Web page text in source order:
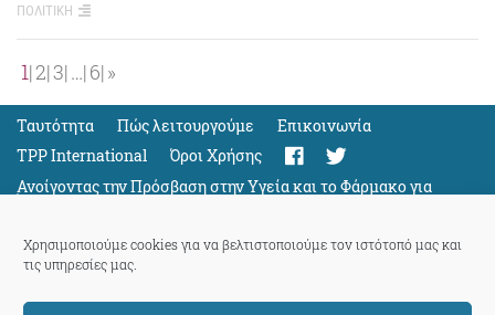
Χρησιμοποιούμε cookies για να βελτιστοποιούμε τον ιστότοπό μας και
τις υπηρεσίες μας.
ΠΟΛΙΤΙΚΗ
1 2 3 … 6 »
Ταυτότητα Πώς λειτουργούμε
Eπικοινωνία
TPP International
Όροι Χρήσης
Ανοίγοντας την Πρόσβαση στην Υγεία και το Φάρμακο για
Όλους
Support